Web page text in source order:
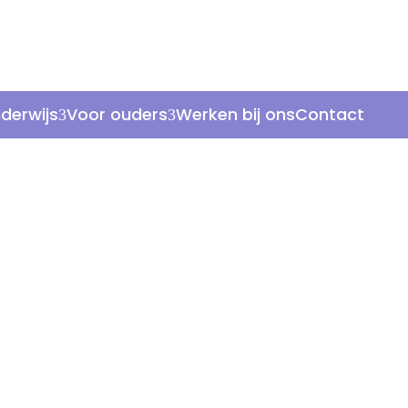
Voor ouders Werken bij onsContact